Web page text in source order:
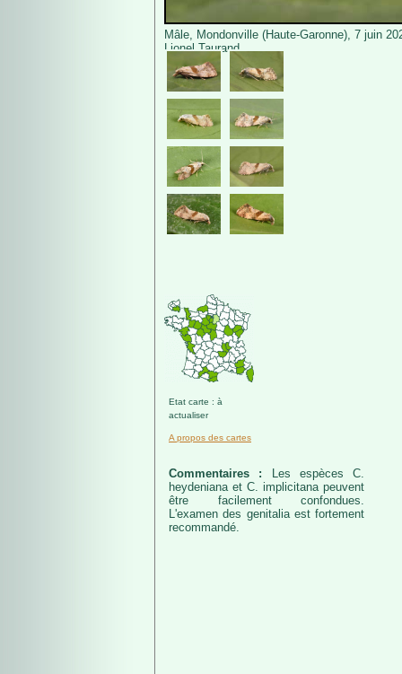
Mâle, Mondonville (Haute-Garonne), 7 juin
Lionel Taurand.
Etat carte : à
actualiser
A propos des cartes
Commentaires :
Les espèces C.
heydeniana et C. implicitana peuvent
être facilement confondues.
L'examen des genitalia est fortement
recommandé.